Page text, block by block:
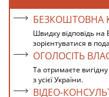
БЕЗКОШТОВНА
Швидку відповідь
зорієнтуватися в
ОГОЛОСІТЬ
Та отримаєте
з усієї України.
ВІДЕО-